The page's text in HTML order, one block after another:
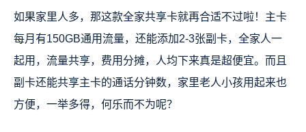
如果家里人多，那这款全家共享卡就再合适不过啦！主卡
每月有150GB通用流量，还能添加2-3张副卡，全家人一
起用，流量共享，费用分摊，人均下来真是超便宜。而且
副卡还能共享主卡的通话分钟数，家里老人小孩用起来也
方便，一举多得，何乐而不为呢？